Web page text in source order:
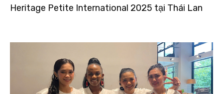
Heritage Petite International 2025 tại Thái Lan